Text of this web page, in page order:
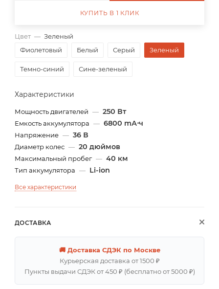
Цвет — Зеленый
Фиолетовый
Белый Серый Зеленый
Темно-синий Сине-зеленый
Характеристики
Мощность двигателей — 250 Вт
Емкость аккумулятора — 6800 mА⋅ч
Напряжение — 36 В
Диаметр колес — 20 дюймов
Максимальный пробег — 40 км
Тип аккумулятора — Li-ion
Все характеристики
ДОСТАВКА
🚚 Доставка СДЭК по Москве
Курьерская доставка от 1500 ₽
Пункты выдачи СДЭК от 450 ₽ (бесплатно от 5000 ₽)
КУПИТЬ В 1 КЛИК